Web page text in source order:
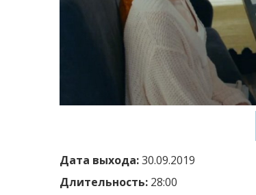
Дата выхода:30.09.2019
Длительность: 28:00